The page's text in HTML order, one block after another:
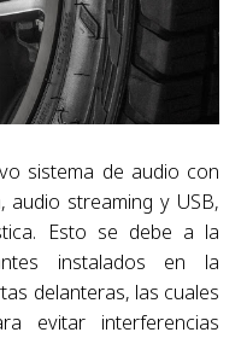
sistema de audio con
streaming y USB,
Esto se debe a la
instalados en la
delanteras, las cuales
evitar interferencias